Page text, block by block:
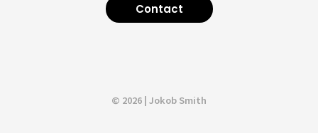
Contact
© 2026 | Jokob Smith